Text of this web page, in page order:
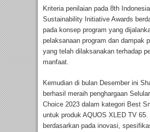
Kriteria penilaian pada 8th
Sustainability Initiative Awards
pada konsep program yang
pelaksanaan program dan dampak
yang telah dilaksanakan terhadap
manfaat.
Kemudian di bulan Desember ini
berhasil meraih penghargaan
Choice 2023 dalam kategori Best
untuk produk AQUOS XLED TV 65.
berdasarkan pada inovasi,